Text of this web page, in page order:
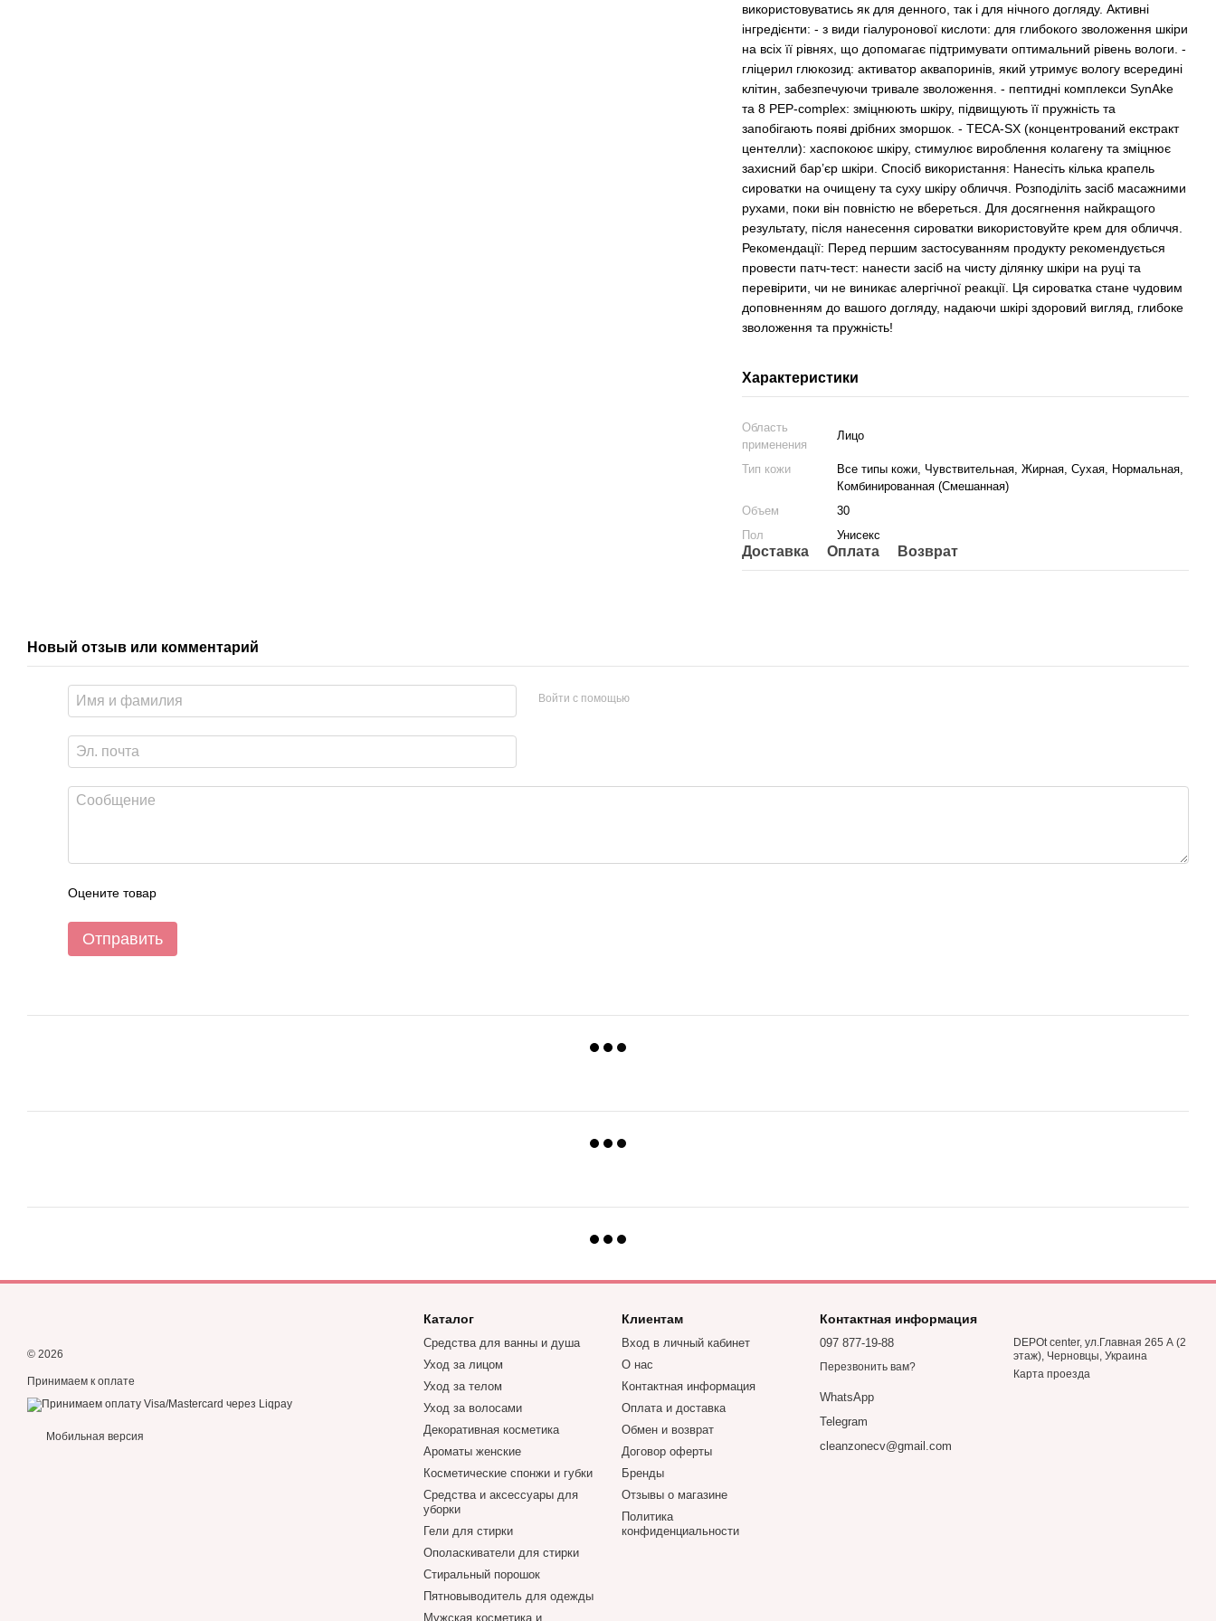
використовуватись як для денного, так і для нічного догляду. Активні
інгредієнти: - з види гіалуронової кислоти: для глибокого зволоження шкіри
на всіх її рівнях, що допомагає підтримувати оптимальний рівень вологи. -
гліцерил глюкозид: активатор аквапоринів, який утримує вологу всередині
клітин, забезпечуючи тривале зволоження. - пептидні комплекси SynAke
та 8 PEP-complex: зміцнюють шкіру, підвищують її пружність та
запобігають появі дрібних зморшок. - TECA-SX (концентрований екстракт
центелли): хаспокоює шкіру, стимулює вироблення колагену та зміцнює
захисний бар’єр шкіри. Спосіб використання: Нанесіть кілька крапель
сироватки на очищену та суху шкіру обличчя. Розподіліть засіб масажними
рухами, поки він повністю не вбереться. Для досягнення найкращого
результату, після нанесення сироватки використовуйте крем для обличчя.
Рекомендації: Перед першим застосуванням продукту рекомендується
провести патч-тест: нанести засіб на чисту ділянку шкіри на руці та
перевірити, чи не виникає алергічної реакції. Ця сироватка стане чудовим
доповненням до вашого догляду, надаючи шкірі здоровий вигляд, глибоке
зволоження та пружність!
Характеристики
Область
применения
Лицо
Тип кожи
Все типы кожи, Чувствительная, Жирная, Сухая, Нормальная,
Комбинированная (Смешанная)
Объем
30
Пол
Унисекс
Доставка Оплата Возврат
Новый отзыв или комментарий
Войти с помощью
Оцените товар
Отправить
© 2026
Принимаем к оплате
Мобильная версия
Каталог
Средства для ванны и душа
Уход за лицом
Уход за телом
Уход за волосами
Декоративная косметика
Ароматы женские
Косметические спонжи и губки
Средства и аксессуары для
уборки
Гели для стирки
Ополаскиватели для стирки
Стиральный порошок
Пятновыводитель для одежды
Мужская косметика и
Клиентам
Вход в личный кабинет
О нас
Контактная информация
Оплата и доставка
Обмен и возврат
Договор оферты
Бренды
Отзывы о магазине
Политика
конфиденциальности
Контактная информация
097 877-19-88
Перезвонить вам?
WhatsApp
Telegram
cleanzonecv@gmail.com
DEPOt center, ул.Главная 265 А (2
этаж), Черновцы, Украина
Карта проезда